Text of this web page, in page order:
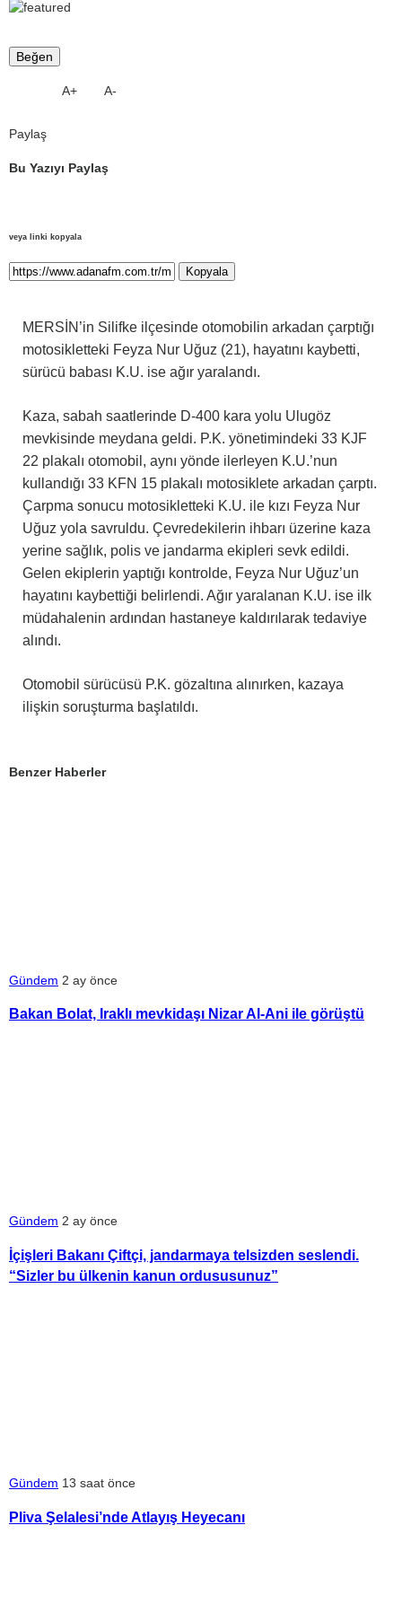
Beğen
A+ A-
Paylaş
Bu Yazıyı Paylaş
veya linki kopyala
Kopyala
MERSİN’in Silifke ilçesinde otomobilin arkadan çarptığı
motosikletteki Feyza Nur Uğuz (21), hayatını kaybetti,
sürücü babası K.U. ise ağır yaralandı.
Kaza, sabah saatlerinde D-400 kara yolu Ulugöz
mevkisinde meydana geldi. P.K. yönetimindeki 33 KJF
22 plakalı otomobil, aynı yönde ilerleyen K.U.’nun
kullandığı 33 KFN 15 plakalı motosiklete arkadan çarptı.
Çarpma sonucu motosikletteki K.U. ile kızı Feyza Nur
Uğuz yola savruldu. Çevredekilerin ihbarı üzerine kaza
yerine sağlık, polis ve jandarma ekipleri sevk edildi.
Gelen ekiplerin yaptığı kontrolde, Feyza Nur Uğuz’un
hayatını kaybettiği belirlendi. Ağır yaralanan K.U. ise ilk
müdahalenin ardından hastaneye kaldırılarak tedaviye
alındı.
Otomobil sürücüsü P.K. gözaltına alınırken, kazaya
ilişkin soruşturma başlatıldı.
Benzer Haberler
Gündem 2 ay önce
Bakan Bolat, Iraklı mevkidaşı Nizar Al-Ani ile görüştü
Gündem 2 ay önce
İçişleri Bakanı Çiftçi, jandarmaya telsizden seslendi.
“Sizler bu ülkenin kanun ordususunuz”
Gündem 13 saat önce
Pliva Şelalesi’nde Atlayış Heyecanı